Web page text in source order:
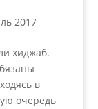
2017
хиджаб.
в
очередь